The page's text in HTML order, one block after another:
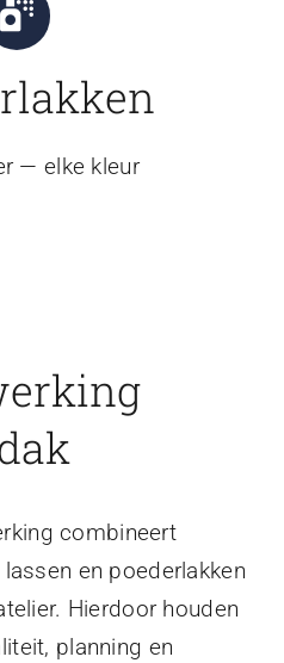
— elke kleur
combineert
en poederlakken
Hierdoor houden
planning en